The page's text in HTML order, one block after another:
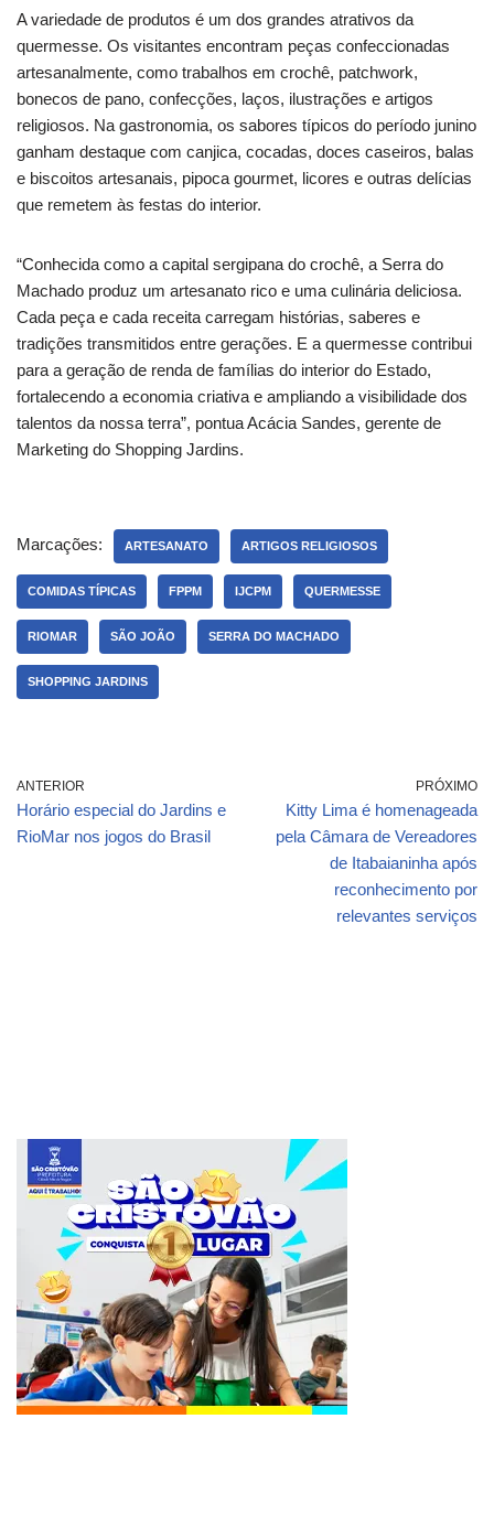
A variedade de produtos é um dos grandes atrativos da
quermesse. Os visitantes encontram peças confeccionadas
artesanalmente, como trabalhos em crochê, patchwork,
bonecos de pano, confecções, laços, ilustrações e artigos
religiosos. Na gastronomia, os sabores típicos do período junino
ganham destaque com canjica, cocadas, doces caseiros, balas
e biscoitos artesanais, pipoca gourmet, licores e outras delícias
que remetem às festas do interior.
“Conhecida como a capital sergipana do crochê, a Serra do
Machado produz um artesanato rico e uma culinária deliciosa.
Cada peça e cada receita carregam histórias, saberes e
tradições transmitidos entre gerações. E a quermesse contribui
para a geração de renda de famílias do interior do Estado,
fortalecendo a economia criativa e ampliando a visibilidade dos
talentos da nossa terra”, pontua Acácia Sandes, gerente de
Marketing do Shopping Jardins.
Marcações: ARTESANATO ARTIGOS RELIGIOSOS
COMIDAS TÍPICAS FPPM IJCPM QUERMESSE
RIOMAR SÃO JOÃO SERRA DO MACHADO
SHOPPING JARDINS
ANTERIOR
Horário especial do Jardins e
RioMar nos jogos do Brasil
PRÓXIMO
Kitty Lima é homenageada
pela Câmara de Vereadores
de Itabaianinha após
reconhecimento por
relevantes serviços